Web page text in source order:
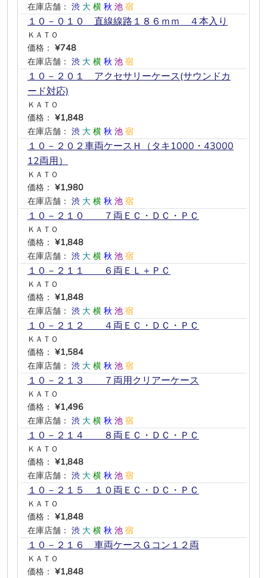
在庫店舗： 渋 大 横 秋 池 宿
１０－０１０ 直線線路１８６ｍｍ ４本入り
ＫＡＴＯ
価格： ¥748
在庫店舗： 渋 大 横 秋 池 宿
１０－２０１ アクセサリーケース(サウンドカ
ード対応)
ＫＡＴＯ
価格： ¥1,848
在庫店舗： 渋 大 横 秋 池 宿
１０－２０２車両ケースＨ（タキ1000・43000
12両用）
ＫＡＴＯ
価格： ¥1,980
在庫店舗： 渋 大 横 秋 池 宿
１０－２１０ ７両ＥＣ・ＤＣ・ＰＣ
ＫＡＴＯ
価格： ¥1,848
在庫店舗： 渋 大 横 秋 池 宿
１０－２１１ ６両ＥＬ＋ＰＣ
ＫＡＴＯ
価格： ¥1,848
在庫店舗： 渋 大 横 秋 池 宿
１０－２１２ ４両ＥＣ・ＤＣ・ＰＣ
ＫＡＴＯ
価格： ¥1,584
在庫店舗： 渋 大 横 秋 池 宿
１０－２１３ ７両用クリアーケース
ＫＡＴＯ
価格： ¥1,496
在庫店舗： 渋 大 横 秋 池 宿
１０－２１４ ８両ＥＣ・ＤＣ・ＰＣ
ＫＡＴＯ
価格： ¥1,848
在庫店舗： 渋 大 横 秋 池 宿
１０－２１５ １０両ＥＣ・ＤＣ・ＰＣ
ＫＡＴＯ
価格： ¥1,848
在庫店舗： 渋 大 横 秋 池 宿
１０－２１６ 車両ケースＧコン１２両
ＫＡＴＯ
価格： ¥1,848